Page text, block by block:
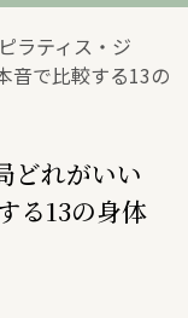
ラティス・ジ
音で比較する13の
どれがいい
る13の身体